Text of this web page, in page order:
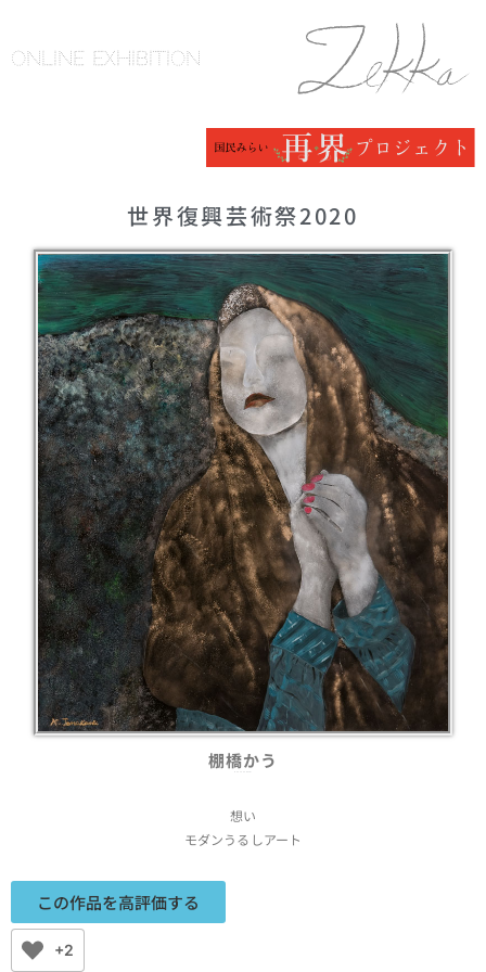
ONLINE EXHIBITION
世界復興芸術祭2020
棚橋かう
想い
モダンうるしアート
この作品を高評価する
+2